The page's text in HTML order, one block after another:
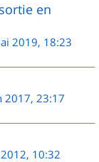
en
2019, 18:23
2017, 23:17
10:32